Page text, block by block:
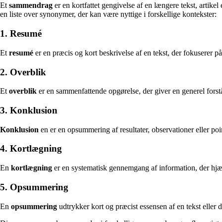
Etsammendrag er en kortfattet gengivelse af en længere tekst,
en liste over synonymer, der kan være nyttige i forskellige kontekster:
1. Resumé
Et resumé er en præcis og kort beskrivelse af en tekst, der fokuserer
2. Overblik
Et overblik er en sammenfattende opgørelse, der giver en generel
3. Konklusion
Konklusion en er en opsummering af resultater, observationer eller
4. Kortlægning
En kortlægning er en systematisk gennemgang af information, der
5. Opsummering
En opsummering udtrykker kort og præcist essensen af en tekst eller